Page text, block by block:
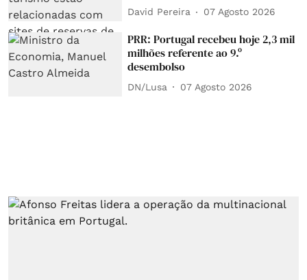
David Pereira 07 Agosto 2026
PRR: Portugal recebeu hoje 2,3 mil
milhões referente ao 9.º
desembolso
DN/Lusa 07 Agosto 2026